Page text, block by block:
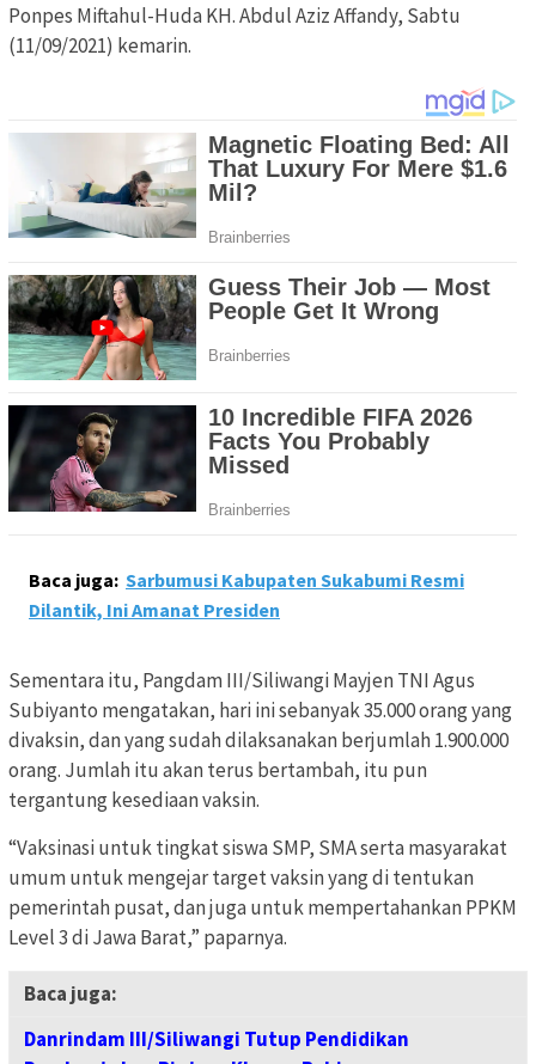
Ponpes Miftahul-Huda KH. Abdul Aziz Affandy, Sabtu
(11/09/2021) kemarin.
Baca juga: Sarbumusi Kabupaten Sukabumi Resmi
Dilantik, Ini Amanat Presiden
Sementara itu, Pangdam III/Siliwangi Mayjen TNI Agus
Subiyanto mengatakan, hari ini sebanyak 35.000 orang yang
divaksin, dan yang sudah dilaksanakan berjumlah 1.900.000
orang. Jumlah itu akan terus bertambah, itu pun
tergantung kesediaan vaksin.
“Vaksinasi untuk tingkat siswa SMP, SMA serta masyarakat
umum untuk mengejar target vaksin yang di tentukan
pemerintah pusat, dan juga untuk mempertahankan PPKM
Level 3 di Jawa Barat,” paparnya.
Baca juga:
Danrindam III/Siliwangi Tutup Pendidikan